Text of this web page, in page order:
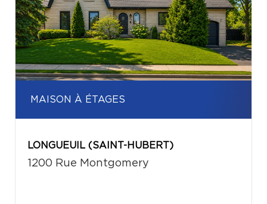
MAISON À ÉTAGES
LONGUEUIL (SAINT-HUBERT)
1200 Rue Montgomery